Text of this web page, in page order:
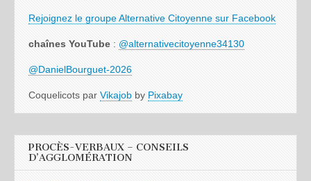
Rejoignez le groupe Alternative Citoyenne sur Facebook
chaînes YouTube : @alternativecitoyenne34130
@DanielBourguet-2026
Coquelicots par Vikajob by Pixabay
PROCÈS-VERBAUX – CONSEILS
D’AGGLOMÉRATION